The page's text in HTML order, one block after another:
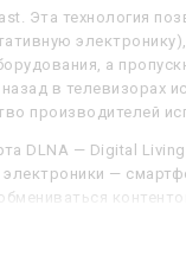
Эта технология
а
в телевизорах
производителей
DLNA — Digital
—
это означает,
сеть строится